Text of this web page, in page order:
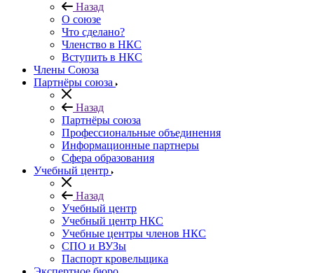
Назад
О союзе
Что сделано?
Членство в НКС
Вступить в НКС
Члены Союза
Партнёры союза
Назад
Партнёры союза
Профессиональные объединения
Информационные партнеры
Сфера образования
Учебный центр
Назад
Учебный центр
Учебный центр НКС
Учебные центры членов НКС
СПО и ВУЗы
Паспорт кровельщика